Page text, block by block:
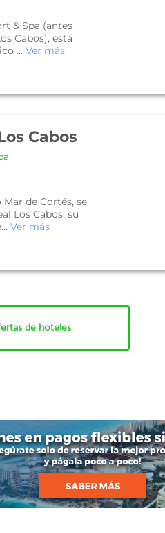
& Spa (antes
Cabos), está
... Ver más
Cabos
de Cortés, se
Los Cabos, su
Ver más
de hoteles